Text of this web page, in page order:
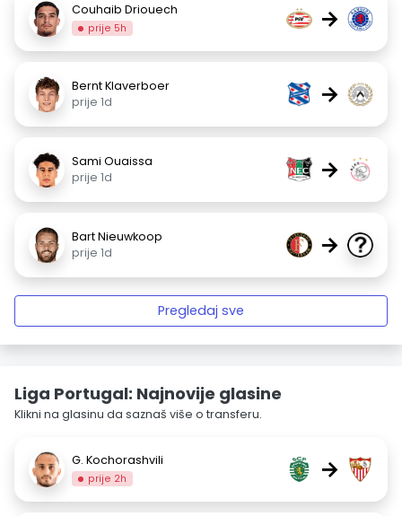
Couhaib Driouech
prije 5h →
Bernt Klaverboer
prije 1d
→
Sami Ouaissa
prije 1d
→
Bart Nieuwkoop
prije 1d
→
Pregledaj sve
Liga Portugal: Najnovije glasine
Klikni na glasinu da saznaš više o transferu.
G. Kochorashvili
prije 2h →